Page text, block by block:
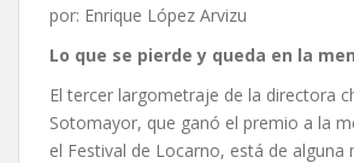
por: Enrique López Arvizu
Lo que se pierde y queda en la
El tercer largometraje de la directora
Sotomayor, que ganó el premio a la
el Festival de Locarno, está de alguna